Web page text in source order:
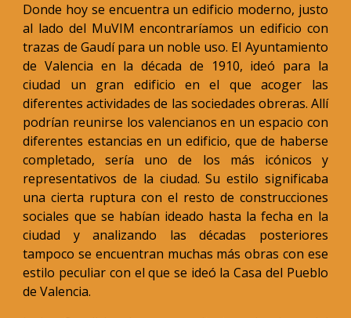
Donde hoy se encuentra un edificio moderno, justo
al lado del MuVIM encontraríamos un edificio con
trazas de Gaudí para un noble uso. El Ayuntamiento
de Valencia en la década de 1910, ideó para la
ciudad un gran edificio en el que acoger las
diferentes actividades de las sociedades obreras. Allí
podrían reunirse los valencianos en un espacio con
diferentes estancias en un edificio, que de haberse
completado, sería uno de los más icónicos y
representativos de la ciudad. Su estilo significaba
una cierta ruptura con el resto de construcciones
sociales que se habían ideado hasta la fecha en la
ciudad y analizando las décadas posteriores
tampoco se encuentran muchas más obras con ese
estilo peculiar con el que se ideó la Casa del Pueblo
de Valencia.